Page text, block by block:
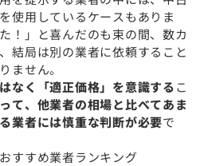
使用しているケースもありま
！」と喜んだのも束の間、数カ
結局は別の業者に依頼すること
ません。
なく「適正価格」を意識するこ
て、他業者の相場と比べてあま
業者には慎重な判断が必要で
すすめ業者ランキング